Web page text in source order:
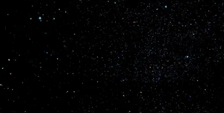
durante uma pausa numa sessão de treino antes da missão
Soyuz T-9, 1983.
Ver no Facebook